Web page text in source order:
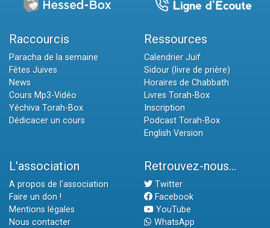
Raccourcis
Paracha de la semaine
Fêtes Juives
News
Cours Mp3-Vidéo
Yéchiva Torah-Box
Dédicacer un cours
Ressources
Calendrier Juif
Sidour (livre de prière)
Horaires de Chabbath
Livres Torah-Box
Inscription
Podcast Torah-Box
English Version
L'association
A propos de l'association
Faire un don !
Mentions légales
Nous contacter
Retrouvez-nous...
Twitter
Facebook
YouTube
WhatsApp